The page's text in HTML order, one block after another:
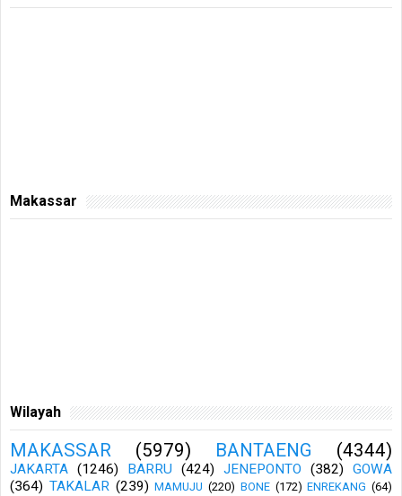
Makassar
Wilayah
MAKASSAR (5979) BANTAENG (4344)
JAKARTA (1246) BARRU (424) JENEPONTO (382)
GOWA
(364) TAKALAR (239) MAMUJU (220) BONE (172) ENREKANG (64)